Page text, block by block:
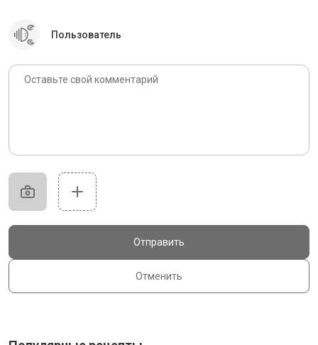
Пользователь
Отменить
Отправить